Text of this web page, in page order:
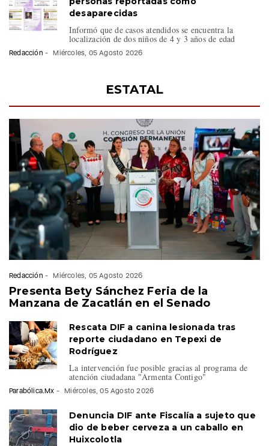
Localiza FGE localiza con vida a siete
personas reportadas como
desaparecidas
Informó que de casos atendidos se encuentra la
localización de dos niños de 4 y 3 años de edad
ESTATAL
Redacción- Miércoles, 05 Agosto 2026
Presenta Bety Sánchez Feria de la
Manzana de Zacatlán en el Senado
Rescata DIF a canina lesionada tras
reporte ciudadano en Tepexi de
Rodríguez
La intervención fue posible gracias al programa de
atención ciudadana "Armenta Contigo"
Parabólica.Mx-
Denuncia DIF ante Fiscalía a sujeto que